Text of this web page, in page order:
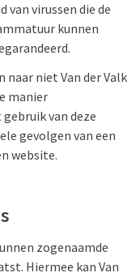
van virussen die de
kunnen
naar niet Van der Valk
manier
van deze
gevolgen van een
website.
zogenaamde
Hiermee kan Van